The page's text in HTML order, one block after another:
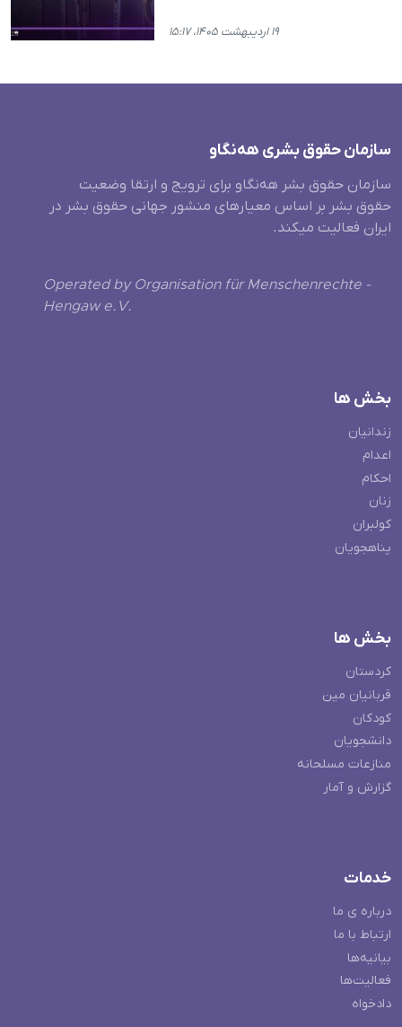
۱۹ اردیبهشت ۱۴۰۵، ۱۵:۱۷
سازمان حقوق بشری هەنگاو
سازمان حقوق بشر هه‌نگاو برای ترویج و ارتقا وضعیت
حقوق بشر بر اساس معیارهای منشور جهانی حقوق بشر در
ایران فعالیت میکند.
Operated by Organisation für Menschenrechte -
Hengaw e.V.
بخش ها
زندانیان
اعدام
احکام
زنان
کولبران
پناهجویان
بخش ها
کردستان
قربانیان مین
کودکان
دانشجویان
منازعات مسلحانه
گزارش و آمار
خدمات
درباره ی ما
ارتباط با ما
بیانیه‌ها
فعالیت‌ها
دادخواه